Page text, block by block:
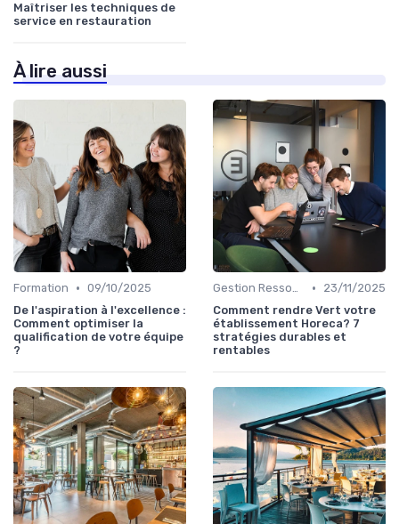
Maîtriser les techniques de
service en restauration
À lire aussi
Formation • 09/10/2025
De l'aspiration à l'excellence :
Comment optimiser la
qualification de votre équipe
?
Gestion Ressources •
23/11/2025
Comment rendre Vert votre
établissement Horeca? 7
stratégies durables et
rentables